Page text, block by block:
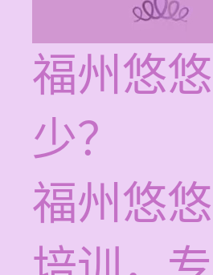
福州悠
少？
福州悠